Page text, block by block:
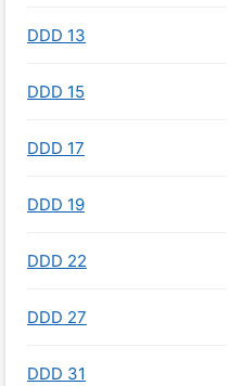
DDD 13
DDD 15
DDD 17
DDD 19
DDD 22
DDD 27
DDD 31